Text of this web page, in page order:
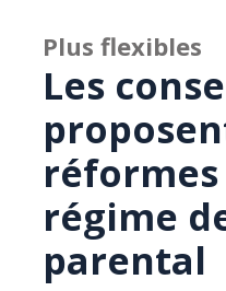
Plus flexibles
Les
régime
parental